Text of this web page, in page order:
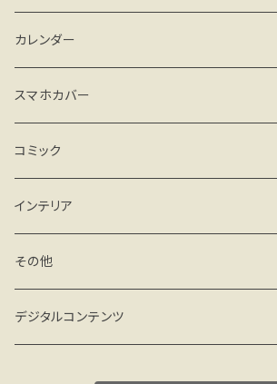
ファスナータイプ
その他
手帳、スケジュール帳
カード、レターセット
メモ、一筆箋
シール
マグネット
その他
カレンダー
スマホカバー
iPhone
クリアケース
ハードケース(マット)
Android
クリアケース
ハードケース(マット)
コミック
インテリア
フィギュア
miniフレーム
その他
デジタルコンテンツ